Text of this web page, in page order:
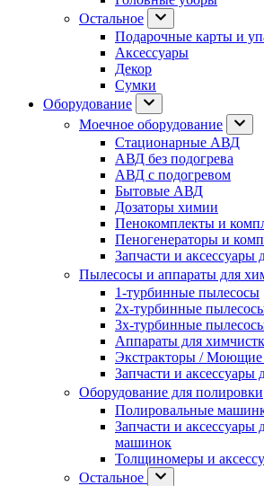
Остальное
Подарочные карты и
Аксессуары
Декор
Сумки
Оборудование
Моечное оборудование
Стационарные АВД
АВД без подогрева
АВД с подогревом
Бытовые АВД
Дозаторы химии
Пенокомплекты и
Пеногенераторы и
Запчасти и
Пылесосы и аппараты для
1-турбинные пылесосы
2х-турбинные
3х-турбинные
Аппараты для
Экстракторы / Моющие
Запчасти и аксессуары
Оборудование для полировки
Полировальные
Запчасти и аксессуары
машинок
Толщиномеры и
Остальное